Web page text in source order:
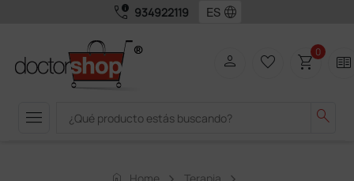
call_quality 934922119 language
menu search
person favorite_border shopping_cart0 two_pager
home